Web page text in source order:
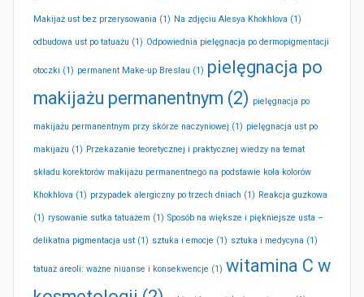
Makijaż ust bez przerysowania (1) Na zdjęciu Alesya Khokhlova (1)
odbudowa ust po tatuażu (1) Odpowiednia pielęgnacja po dermopigmentacji
otoczki (1) permanent Make-up Breslau (1) pielęgnacja po
makijażu permanentnym (2) pielęgnacja po
makijażu permanentnym przy skórze naczyniowej (1) pielęgnacja ust po
makijażu (1) Przekazanie teoretycznej i praktycznej wiedzy na temat
składu korektorów makijażu permanentnego na podstawie koła kolorów
Khokhlova (1) przypadek alergiczny po trzech dniach (1) Reakcja guzkowa
(1) rysowanie sutka tatuażem (1) Sposób na większe i piękniejsze usta –
delikatna pigmentacja ust (1) sztuka i emocje (1) sztuka i medycyna (1)
tatuaż areoli: ważne niuanse i konsekwencje (1) witamina C w